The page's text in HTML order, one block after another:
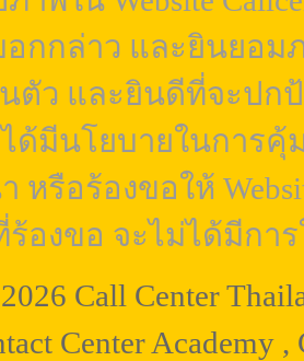
กกล่าว และยินยอม
ตัว และยินดีที่จะปก
ได้มีนโยบายในการ
หรือร้องขอให้
องขอ จะไม่ได้มีกา
Call Center
Center Academy